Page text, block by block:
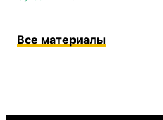
Все материалы